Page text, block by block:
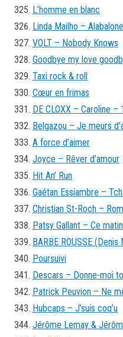
L’homme en blanc
Linda Mailho – Alabalone
VOLT – Nobody Knows
Goodbye my love
Taxi rock & roll
Cœur en frimas
DE CLOXX – Caroline –
Belgazou – Je meurs
A force d’aimer
Joyce – Rêver d’amour
Hit An’ Run
Gaétan Essiambre –
Christian St-Roch –
Patsy Gallant – Ce
BARBE ROUSSE
Poursuivi
Descars – Donne-moi
Patrick Peuvion – Ne
Hubcaps – J’suis coq’u
Jérôme Lemay &